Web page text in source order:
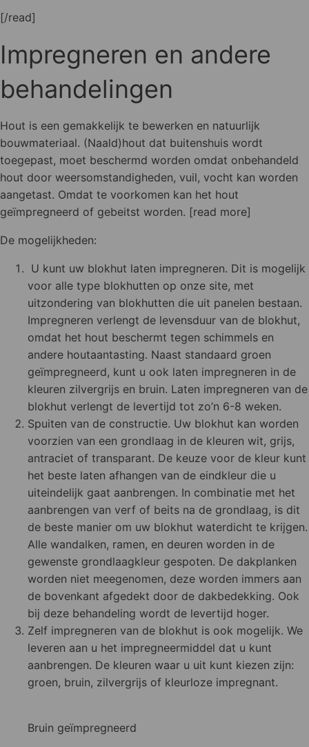
[/read]
Impregneren en andere
behandelingen
Hout is een gemakkelijk te bewerken en natuurlijk
bouwmateriaal. (Naald)hout dat buitenshuis wordt
toegepast, moet beschermd worden omdat onbehandeld
hout door weersomstandigheden, vuil, vocht kan worden
aangetast. Omdat te voorkomen kan het hout
geïmpregneerd of gebeitst worden. [read more]
De mogelijkheden:
U kunt uw blokhut laten impregneren. Dit is mogelijk
voor alle type blokhutten op onze site, met
uitzondering van blokhutten die uit panelen bestaan.
Impregneren verlengt de levensduur van de blokhut,
omdat het hout beschermt tegen schimmels en
andere houtaantasting. Naast standaard groen
geïmpregneerd, kunt u ook laten impregneren in de
kleuren zilvergrijs en bruin. Laten impregneren van de
blokhut verlengt de levertijd tot zo’n 6-8 weken.
Spuiten van de constructie. Uw blokhut kan worden
voorzien van een grondlaag in de kleuren wit, grijs,
antraciet of transparant. De keuze voor de kleur kunt
het beste laten afhangen van de eindkleur die u
uiteindelijk gaat aanbrengen. In combinatie met het
aanbrengen van verf of beits na de grondlaag, is dit
de beste manier om uw blokhut waterdicht te krijgen.
Alle wandalken, ramen, en deuren worden in de
gewenste grondlaagkleur gespoten. De dakplanken
worden niet meegenomen, deze worden immers aan
de bovenkant afgedekt door de dakbedekking. Ook
bij deze behandeling wordt de levertijd hoger.
Zelf impregneren van de blokhut is ook mogelijk. We
leveren aan u het impregneermiddel dat u kunt
aanbrengen. De kleuren waar u uit kunt kiezen zijn:
groen, bruin, zilvergrijs of kleurloze impregnant.
Bruin geïmpregneerd